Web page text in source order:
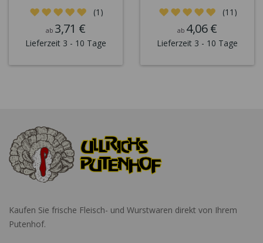
(1)
ab 3,71 €
Lieferzeit 3 - 10 Tage
(11)
ab 4,06 €
Lieferzeit 3 - 10 Tage
Kaufen Sie frische Fleisch- und Wurstwaren direkt von Ihrem
Putenhof.